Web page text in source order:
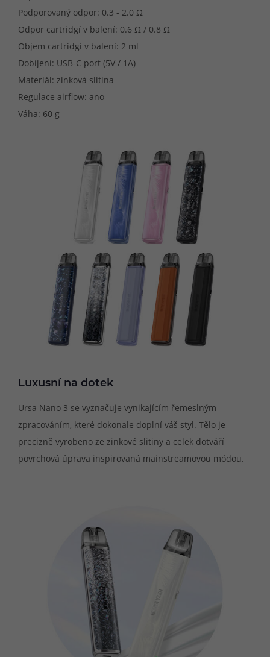
Podporovaný odpor: 0.3 - 2.0 Ω
Odpor cartridgí v balení: 0.6 Ω / 0.8 Ω
Objem cartridgí v balení: 2 ml
Dobíjení: USB-C port (5V / 1A)
Materiál: zinková slitina
Regulace airflow: ano
Váha: 60 g
Luxusní na dotek
Ursa Nano 3 se vyznačuje vynikajícím řemeslným
zpracováním, které dokonale doplní váš styl. Tělo je
precizně vyrobeno ze zinkové slitiny a celek dotváří
povrchová úprava inspirovaná mainstreamovou módou.